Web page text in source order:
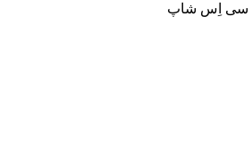
سی اِس شاپ